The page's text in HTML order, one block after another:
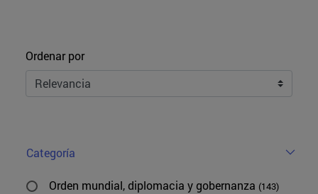
Ordenar
Ordenar por
Categoría
Orden mundial, diplomacia y gobernanza (143)